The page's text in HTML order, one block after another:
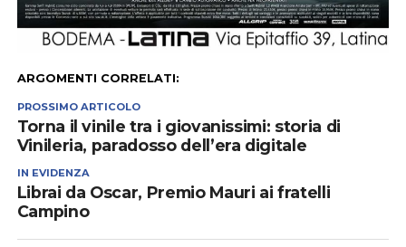
ARGOMENTI CORRELATI:
PROSSIMO ARTICOLO
Torna il vinile tra i giovanissimi: storia di
Vinileria, paradosso dell’era digitale
IN EVIDENZA
Librai da Oscar, Premio Mauri ai fratelli
Campino